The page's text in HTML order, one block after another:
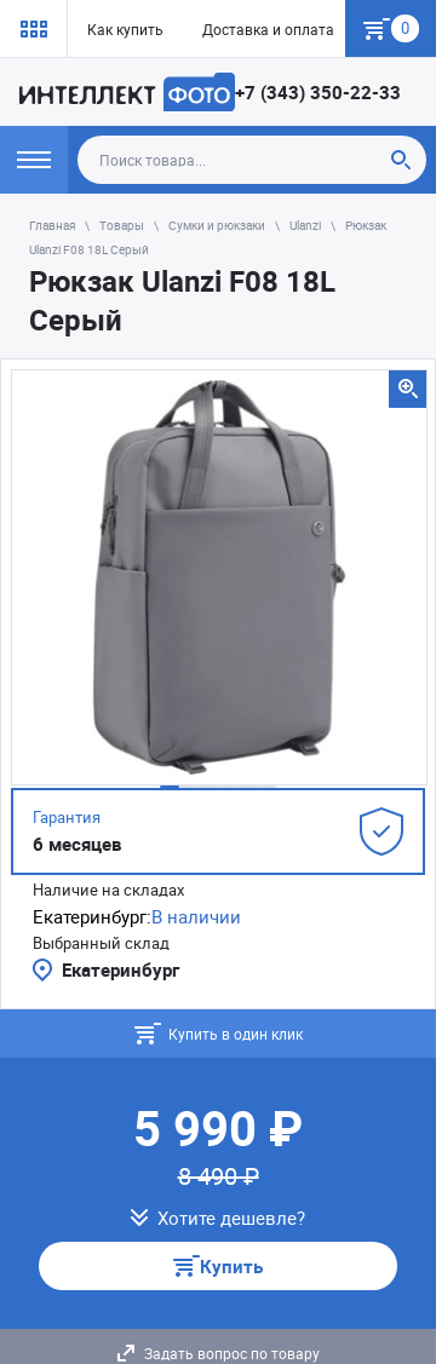
Как купить Доставка и оплата Гарантия
0
+7 (343) 350-22-33
Главная Товары Сумки и рюкзаки Ulanzi
Рюкзак
Ulanzi F08 18L Серый
Рюкзак Ulanzi F08 18L
Серый
Гарантия
6 месяцев
Наличие на складах
Екатеринбург:В наличии
Выбранный склад
Екатеринбург
Купить в один клик
5 990 ₽
8 490 ₽
Хотите дешевле?
Купить
Задать вопрос по товару